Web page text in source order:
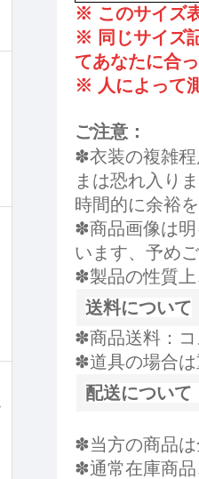
※ このサイズ
※ 同じサイズ
てあなたに合
※ 人によって
ご注意：
✽衣装の複雑程
まは恐れ入り
時間的に余裕
✽商品画像は明
います、予め
✽製品の性質上
送料について
✽商品送料：
✽道具の場合は
配送について
✽当方の商品は
✽通常在庫商品